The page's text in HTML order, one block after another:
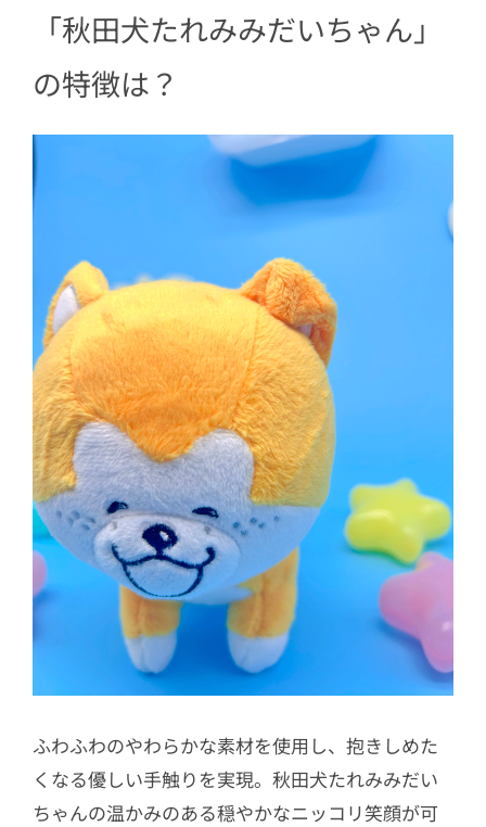
「秋田犬たれみみだいちゃん」
の特徴は？
ふわふわのやわらかな素材を使用し、抱きしめた
くなる優しい手触りを実現。秋田犬たれみみだい
ちゃんの温かみのある穏やかなニッコリ笑顔が可